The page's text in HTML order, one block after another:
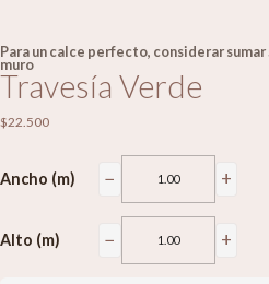
Para un calce perfecto, considerar
muro
Travesía Verde
$22.500
Ancho (m) − +
Alto (m) − +